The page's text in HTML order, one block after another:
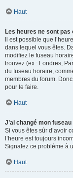
Haut
Les heures ne sont
Il est possible que
dans lequel vous êtes.
modifiez le fuseau
trouvez (ex : Londres,
du fuseau horaire,
membres du forum.
pour le faire.
Haut
J’ai changé mon
Si vous êtes sûr d’avoir
l’heure est toujours
Signalez ce problème à
Haut